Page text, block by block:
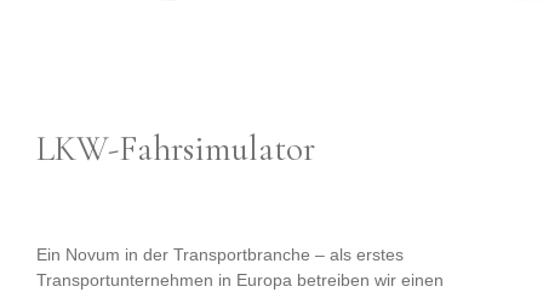
LKW-Fahrsimulator
Ein Novum in der Transportbranche – als erstes
Transportunternehmen in Europa betreiben wir einen